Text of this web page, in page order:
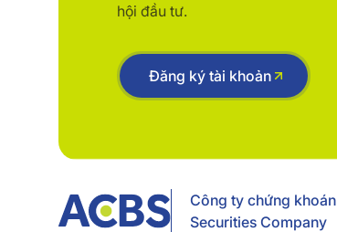
hội đầu tư.
Đăng ký tài khoản
Công ty chứng khoán
Securities Company